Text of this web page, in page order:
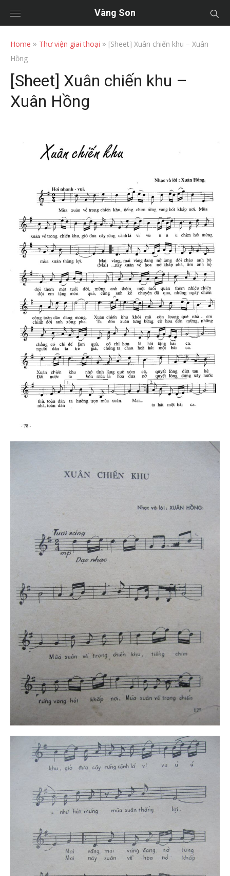
Vàng Son
Home » Thư viện giai thoại » [Sheet] Xuân chiến khu – Xuân
Hồng
[Sheet] Xuân chiến khu –
Xuân Hồng